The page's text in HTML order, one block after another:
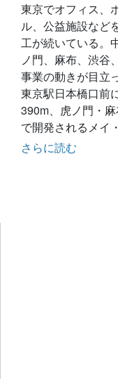
東京でオフィス、
ル、公益施設など
工が続いている。
ノ門、麻布、渋谷
事業の動きが目立
東京駅日本橋口前
390m、虎ノ門・
で開発されるメイ
さらに読む